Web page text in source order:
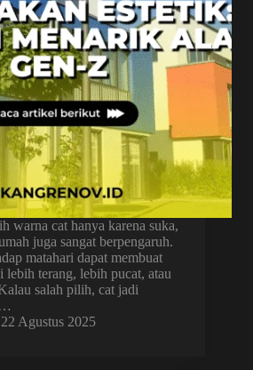
warna cat hanya karena suka,
juga sangat berpengaruh.
matahari dapat membuat
lebih terang, lebih pucat, atau
salah pilih, cat jadi
22 Agustus 2025